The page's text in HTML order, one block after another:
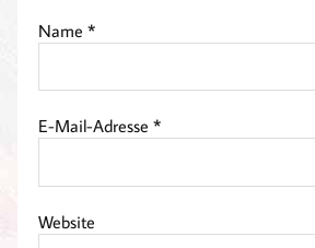
Name*
E-Mail-Adresse*
Website